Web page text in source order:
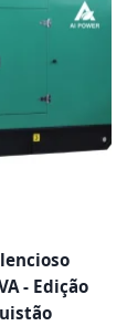
- Edição